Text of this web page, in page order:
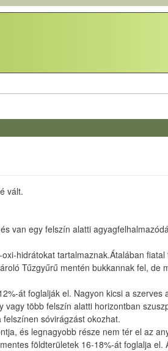
vált.
van egy felszín alatti
hidrátokat tartalmaznak.Átalában
Tűzgyűrű mentén bukkannak fel, de
át foglalják el. Nagyon kicsi a szerves
több felszín alatti horizontban
sóvirágzást okozhat.
és legnagyobb része nem tér el az
földterületek 16-18%-át foglalja el.